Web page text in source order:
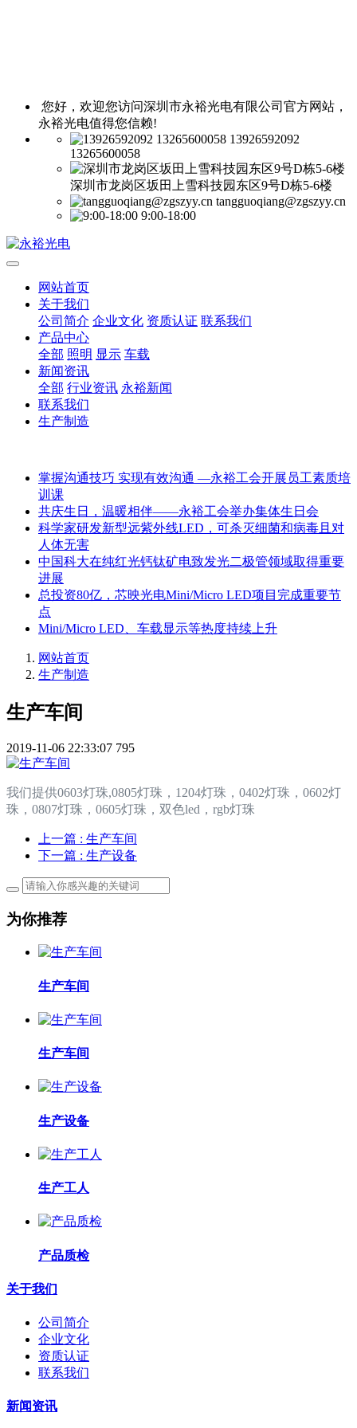
您好，欢迎您访问深圳市永裕光电有限公司官方网站，
永裕光电值得您信赖!
13926592092
13265600058
深圳市龙岗区坂田上雪科技园东区9号D栋5-6楼
tangguoqiang@zgszyy.cn
9:00-18:00
网站首页
关于我们
公司简介 企业文化 资质认证 联系我们
产品中心
全部 照明 显示 车载
新闻资讯
全部 行业资讯 永裕新闻
联系我们
生产制造
掌握沟通技巧 实现有效沟通 —永裕工会开展员工素质培
训课
共庆生日，温暖相伴——永裕工会举办集体生日会
科学家研发新型远紫外线LED，可杀灭细菌和病毒且对
人体无害
中国科大在纯红光钙钛矿电致发光二极管领域取得重要
进展
总投资80亿，芯映光电Mini/Micro LED项目完成重要节
点
Mini/Micro LED、车载显示等热度持续上升
网站首页
生产制造
生产车间
2019-11-06 22:33:07 795
我们提供0603灯珠,0805灯珠，1204灯珠，0402灯珠，0602灯
珠，0807灯珠，0605灯珠，双色led，rgb灯珠
上一篇 : 生产车间
下一篇 : 生产设备
为你推荐
生产车间
生产车间
生产设备
生产工人
产品质检
关于我们
公司简介
企业文化
资质认证
联系我们
新闻资讯